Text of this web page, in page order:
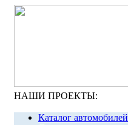
НАШИ ПРОЕКТЫ:
Каталог автомобилей